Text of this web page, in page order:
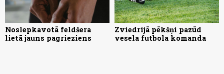
Noslepkavotā feldšera
lietā jauns pagrieziens
Zviedrijā pēkšņi pazūd
vesela futbola komanda